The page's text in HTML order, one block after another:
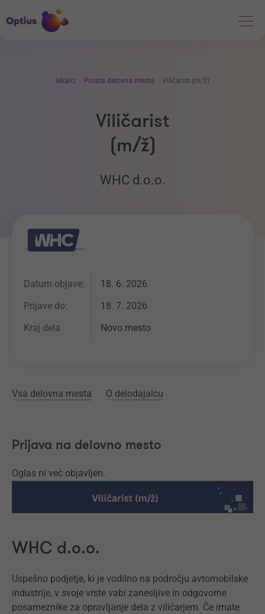
Iskalci Prosta delovna mesta Viličarist (m/ž)
Viličarist
(m/ž)
WHC d.o.o.
Datum objave:
18. 6. 2026
Prijave do:
18. 7. 2026
Kraj dela
Novo mesto
Vsa delovna mesta O delodajalcu
Prijava na delovno mesto
Oglas ni več objavljen.
WHC d.o.o.
Uspešno podjetje, ki je vodilno na področju avtomobilske
industrije, v svoje vrste vabi zanesljive in odgovorne
posameznike za opravljanje dela z viličarjem. Če imate